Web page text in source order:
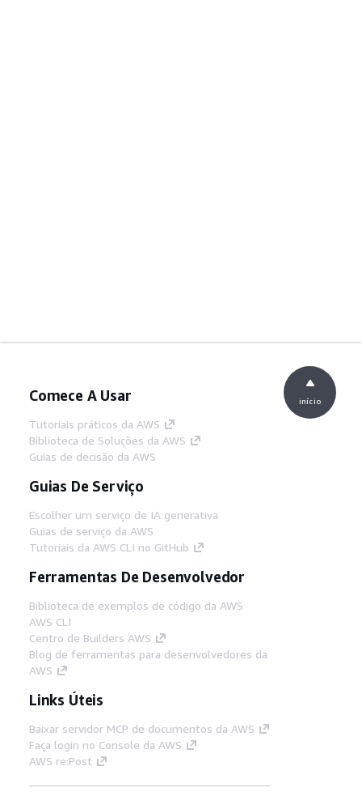
Comece A Usar
Tutoriais práticos da AWS
Biblioteca de Soluções da AWS
Guias de decisão da AWS
Guias De Serviço
Escolher um serviço de IA generativa
Guias de serviço da AWS
Tutoriais da AWS CLI no GitHub
Ferramentas De Desenvolvedor
Biblioteca de exemplos de código da AWS
AWS CLI
Centro de Builders AWS
Blog de ferramentas para desenvolvedores da
AWS
Links Úteis
Baixar servidor MCP de documentos da AWS
Faça login no Console da AWS
AWS re:Post
início